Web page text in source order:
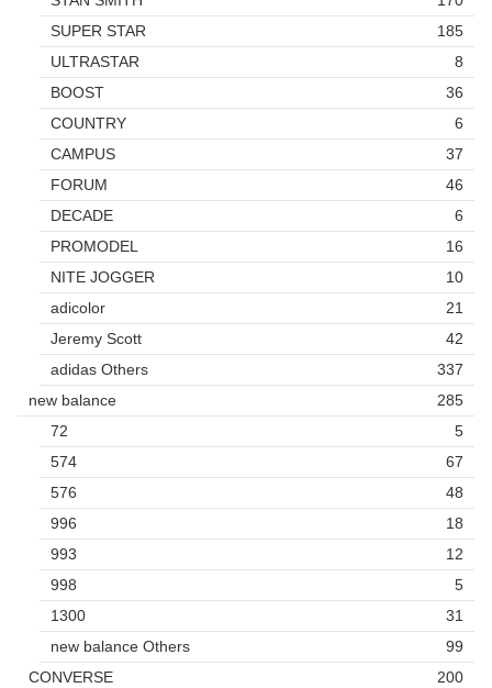
SUPER STAR
185
ULTRASTAR
8
BOOST
36
COUNTRY
6
CAMPUS
37
FORUM
46
DECADE
6
PROMODEL
16
NITE JOGGER
10
adicolor
21
Jeremy Scott
42
adidas Others
337
new balance
285
72
5
574
67
576
48
996
18
993
12
998
5
1300
31
new balance Others
99
CONVERSE
200